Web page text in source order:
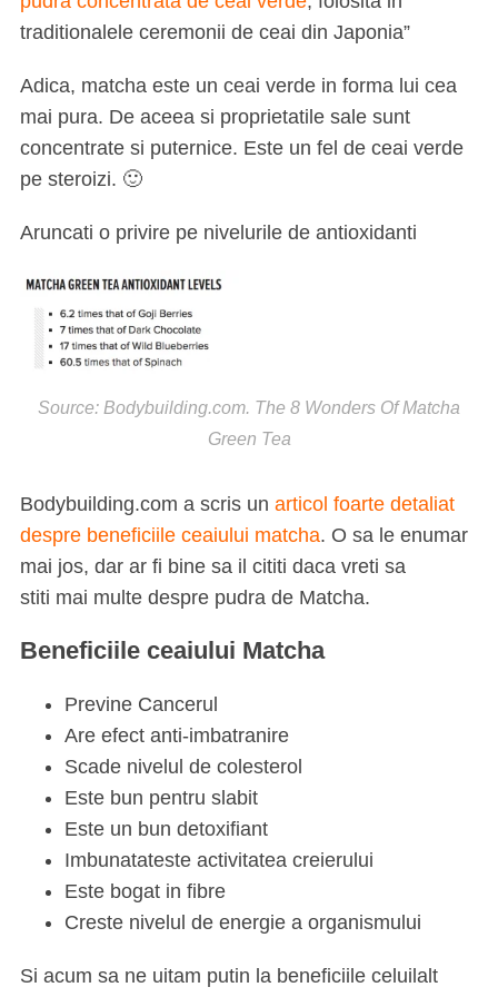
traditionalele ceremonii de ceai din Japonia”
Adica, matcha este un ceai verde in forma lui cea
mai pura. De aceea si proprietatile sale sunt
concentrate si puternice. Este un fel de ceai verde
pe steroizi. 🙂
Aruncati o privire pe nivelurile de antioxidanti
Source: Bodybuilding.com. The 8 Wonders Of Matcha
Green Tea
Bodybuilding.com a scris un articol foarte detaliat
despre beneficiile ceaiului matcha. O sa le enumar
mai jos, dar ar fi bine sa il cititi daca vreti sa
stiti mai multe despre pudra de Matcha.
Beneficiile ceaiului Matcha
Previne Cancerul
Are efect anti-imbatranire
Scade nivelul de colesterol
Este bun pentru slabit
Este un bun detoxifiant
Imbunatateste activitatea creierului
Este bogat in fibre
Creste nivelul de energie a organismului
Si acum sa ne uitam putin la beneficiile celuilalt